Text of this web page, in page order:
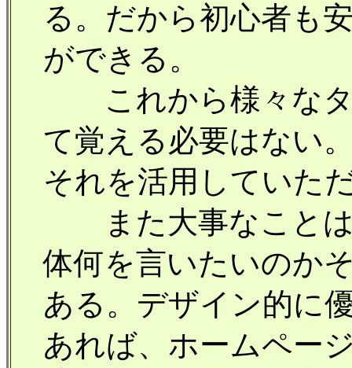
る。だから初心者も
ができる。
これから様々なタ
て覚える必要はない
それを活用していた
また大事なことは
体何を言いたいのか
ある。デザイン的に
あれば、ホームペー